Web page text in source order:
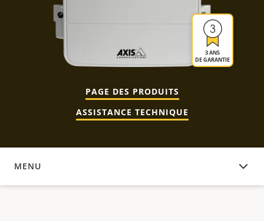
3 ANS
DE GARANTIE
PAGE DES PRODUITS
ASSISTANCE TECHNIQUE
MENU
PRODUITS COMPATIBLES